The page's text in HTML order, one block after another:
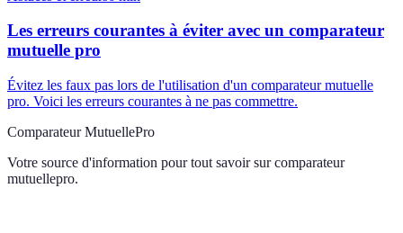
Les erreurs courantes à éviter avec un comparateur
mutuelle pro
Évitez les faux pas lors de l'utilisation d'un comparateur mutuelle
pro. Voici les erreurs courantes à ne pas commettre.
Comparateur MutuellePro
Votre source d'information pour tout savoir sur comparateur
mutuellepro.